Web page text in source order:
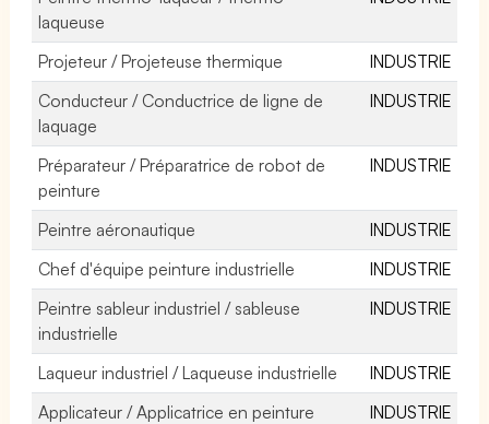
laqueuse
Projeteur / Projeteuse thermique
INDUSTRIE
Conducteur / Conductrice de ligne de
laquage
INDUSTRIE
Préparateur / Préparatrice de robot de
peinture
INDUSTRIE
Peintre aéronautique
INDUSTRIE
Chef d'équipe peinture industrielle
INDUSTRIE
Peintre sableur industriel / sableuse
industrielle
INDUSTRIE
Laqueur industriel / Laqueuse industrielle
INDUSTRIE
Applicateur / Applicatrice en peinture
INDUSTRIE